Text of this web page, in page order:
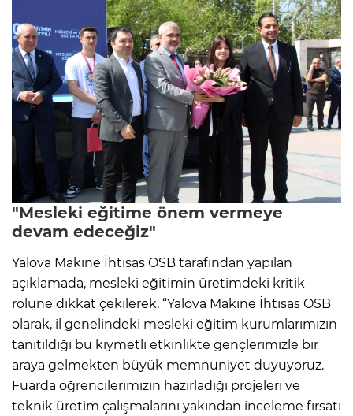
"Mesleki eğitime önem vermeye
devam edeceğiz"
Yalova Makine İhtisas OSB tarafından yapılan
açıklamada, mesleki eğitimin üretimdeki kritik
rolüne dikkat çekilerek, “Yalova Makine İhtisas OSB
olarak, il genelindeki mesleki eğitim kurumlarımızın
tanıtıldığı bu kıymetli etkinlikte gençlerimizle bir
araya gelmekten büyük memnuniyet duyuyoruz.
Fuarda öğrencilerimizin hazırladığı projeleri ve
teknik üretim çalışmalarını yakından inceleme fırsatı